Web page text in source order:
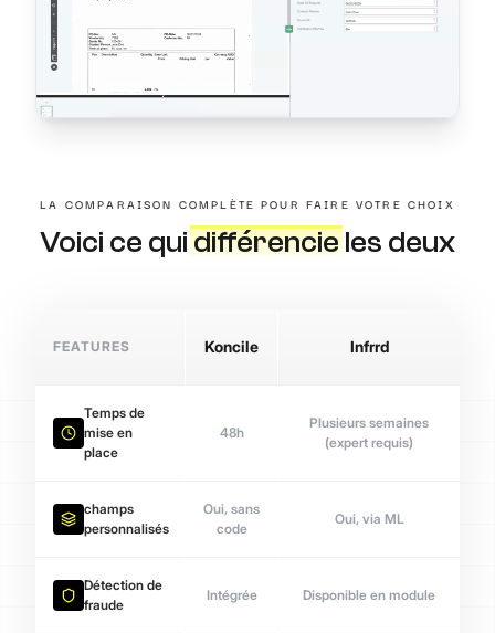
LA COMPARAISON COMPLÈTE POUR FAIRE VOTRE CHOIX
Voici ce quidifférencieles deux
FEATURES Koncile Infrrd
Temps de
mise en
place
48h
Plusieurs semaines
(expert requis)
champs
personnalisés
Oui, sans
code
Oui, via ML
Détection de
fraude
Intégrée Disponible en module